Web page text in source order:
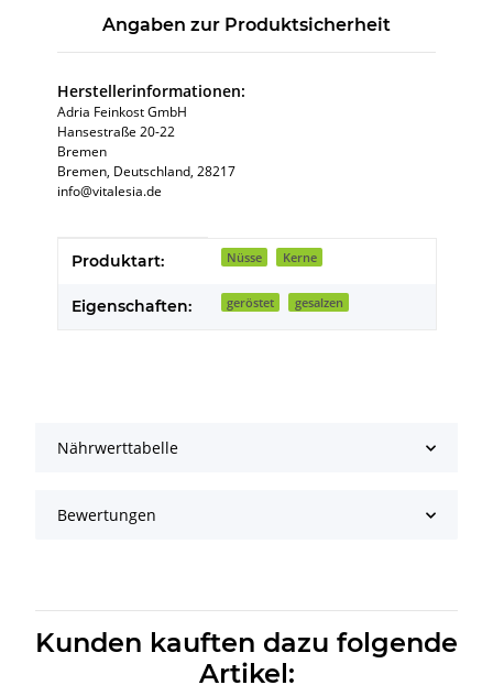
Angaben zur Produktsicherheit
Herstellerinformationen:
Adria Feinkost GmbH
Hansestraße 20-22
Bremen
Bremen, Deutschland, 28217
info@vitalesia.de
Produkteigenschaft
Wert
Produktart: Nüsse Kerne
Eigenschaften: geröstet gesalzen
Nährwerttabelle
Bewertungen
Kunden kauften dazu folgende
Artikel: